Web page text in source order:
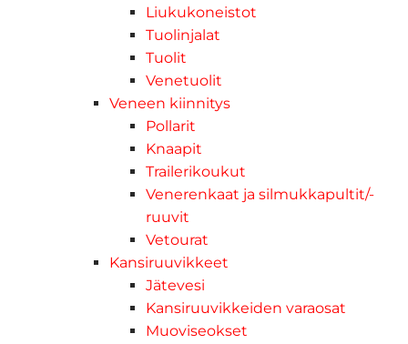
Liukukoneistot
Tuolinjalat
Tuolit
Venetuolit
Veneen kiinnitys
Pollarit
Knaapit
Trailerikoukut
Venerenkaat ja silmukkapultit/-
ruuvit
Vetourat
Kansiruuvikkeet
Jätevesi
Kansiruuvikkeiden varaosat
Muoviseokset